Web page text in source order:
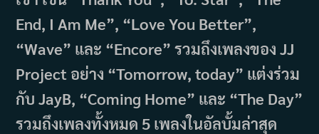
End, I Am Me”, “Love You Better”,
“Wave” และ “Encore” รวมถึงเพลงของ JJ
Project อย่าง “Tomorrow, today” แต่งร่วม
กับ JayB, “Coming Home” และ “The Day”
รวมถึงเพลงทั้งหมด 5 เพลงในอัลบั้มล่าสุด